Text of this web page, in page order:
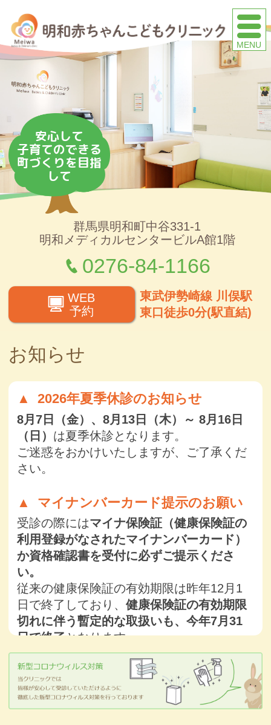
明和町新
群馬県明和町中谷331-1
明和メディカルセンタービルA館1階
0276-84-1166
WEB
予約
東武伊勢崎線 川俣駅
東口徒歩0分(駅直結)
安心して
子育てのできる
町づくりを目指
して
お知らせ
2026年夏季休診のお知らせ
8月7日（金）、8月13日（木）～ 8月16日
（日） は夏季休診となります。
ご迷惑をおかけいたしますが、ご了承くだ
さい。
マイナンバーカード提示のお願い
受診の際にはマイナ保険証（健康保険証の
利用登録がなされたマイナンバーカード）
か資格確認書を受付に必ずご提示くださ
い。
従来の健康保険証の有効期限は昨年12月1
日で終了しており、 健康保険証の有効期限
切れに伴う暫定的な取扱いも、今年7月31
日で終了となります。
なお、マイナ保険証のご利用の際、小さな
お子さまは顔認証が難しいため、４桁の暗
証番号での認証がおすすめです（暗証番号
のご銘記をお願いいたします）。 ご協力の